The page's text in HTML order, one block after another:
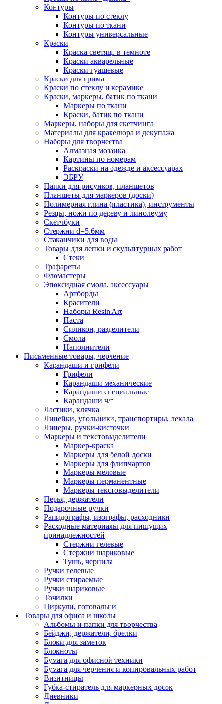
Контуры
Контуры по стеклу
Контуры по ткани
Контуры универсальные
Краски
Краска светящ. в темноте
Краски акварельные
Краски гуашевые
Краски для грима
Краски по стеклу и керамике
Краски, маркеры, батик по ткани
Маркеры по ткани
Краски, батик по ткани
Маркеры, наборы для скетчинга
Материалы для кракелюра и декупажа
Наборы для творчества
Алмазная мозаика
Картины по номерам
Раскраски на одежде и аксессуарах
ЭБРУ
Папки для рисунков, планшетов
Планшеты для маркеров (доски)
Полимерная глина (пластика), инструменты
Резцы, ножи по дереву и линолеуму
Скетчбуки
Стержни d=5.6мм
Стаканчики для воды
Товары для лепки и скульптурных работ
Стеки
Трафареты
Фломастеры
Эпоксидная смола, аксессуары
Артборды
Красители
Наборы Resin Art
Паста
Силикон, разделители
Смола
Наполнители
Письменные товары, черчение
Карандаши и грифели
Грифели
Карандаши механические
Карандаши специальные
Карандаши ч/г
Ластики, клячка
Линейки, угольники, транспортиры, лекала
Линеры, ручки-кисточки
Маркеры и текстовыделители
Маркер-краска
Маркеры для белой доски
Маркеры для флипчартов
Маркеры меловые
Маркеры перманентные
Маркеры текстовыделители
Перья, держатели
Подарочные ручки
Рапидографы, изографы, расходники
Расходные материалы для пишущих
принадлежностей
Стержни гелевые
Стержни шариковые
Тушь, чернила
Ручки гелевые
Ручки стираемые
Ручки шариковые
Точилки
Циркули, готовальни
Товары для офиса и школы
Альбомы и папки для творчества
Бейджи, держатели, брелки
Блоки для заметок
Блокноты
Бумага для офисной техники
Бумага для черчения и копировальных работ
Визитницы
Губка-стиратель для маркерных досок
Дневники